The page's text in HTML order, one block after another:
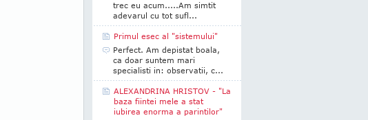
trec eu acum.....Am simtit
adevarul cu tot sufl...
Primul esec al "sistemului"
Perfect. Am depistat boala,
ca doar suntem mari
specialisti in: observatii, c...
ALEXANDRINA HRISTOV - "La
baza fiintei mele a stat
iubirea enorma a parintilor"